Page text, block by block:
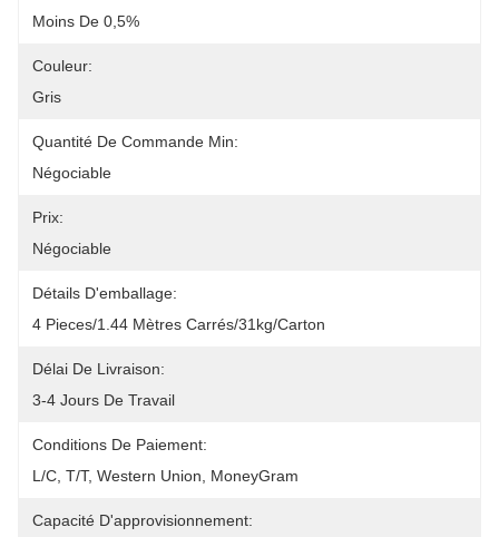
Moins De 0,5%
Couleur:
Gris
Quantité De Commande Min:
Négociable
Prix:
Négociable
Détails D'emballage:
4 Pieces/1.44 Mètres Carrés/31kg/carton
Délai De Livraison:
3-4 Jours De Travail
Conditions De Paiement:
L/C, T/T, Western Union, MoneyGram
Capacité D'approvisionnement: